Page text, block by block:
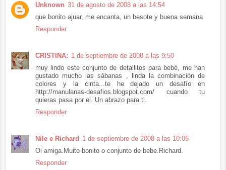
Unknown 31 de agosto de 2008 a las 14:54
que bonito ajuar, me encanta, un besote y buena semana
Responder
CRISTINA: 1 de septiembre de 2008 a las 9:50
muy lindo este conjunto de detallitos para bebè, me han
gustado mucho las sábanas , linda la combinación de
colores y la cinta...te he dejado un desafìo en
http://manulanas-desafios.blogspot.com/ cuando tu
quieras pasa por el. Un abrazo para ti.
Responder
Nile e Richard 1 de septiembre de 2008 a las 10:05
Oi amiga.Muito bonito o conjunto de bebe.Richard.
Responder